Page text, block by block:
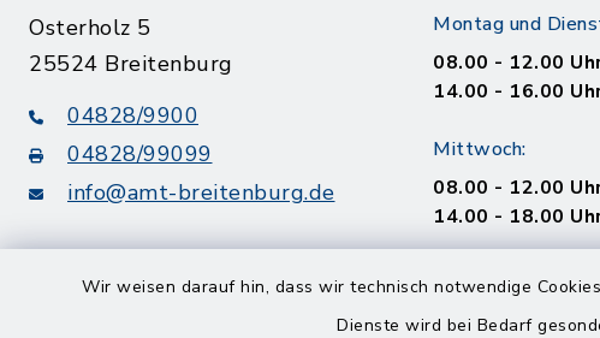
Wir weisen darauf hin, dass wir technisch notwendige
Dienste wird bei Bedarf
Osterholz 5
25524 Breitenburg
04828/9900
04828/99099
info@amt-breitenburg.de
Montag und
08.00 - 12.00
14.00 - 16.00
Mittwoch:
08.00 - 12.00
14.00 - 18.00
Donnerstag:
geschlossen